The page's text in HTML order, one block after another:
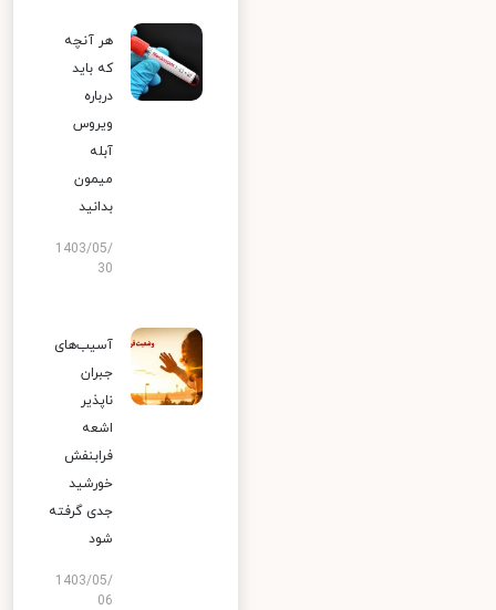
هر آنچه
که باید
درباره
ویروس
آبله
میمون
بدانید
1403/05/
30
آسیب‌های
جبران
ناپذیر
اشعه
فرابنفش
خورشید
جدی گرفته
شود
1403/05/
06